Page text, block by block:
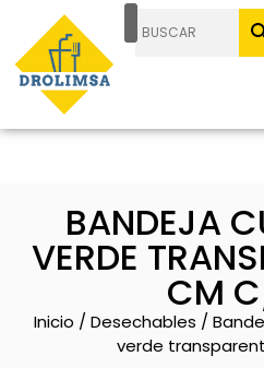
BANDEJA
VERDE
CM
Inicio / Desechables /
verde